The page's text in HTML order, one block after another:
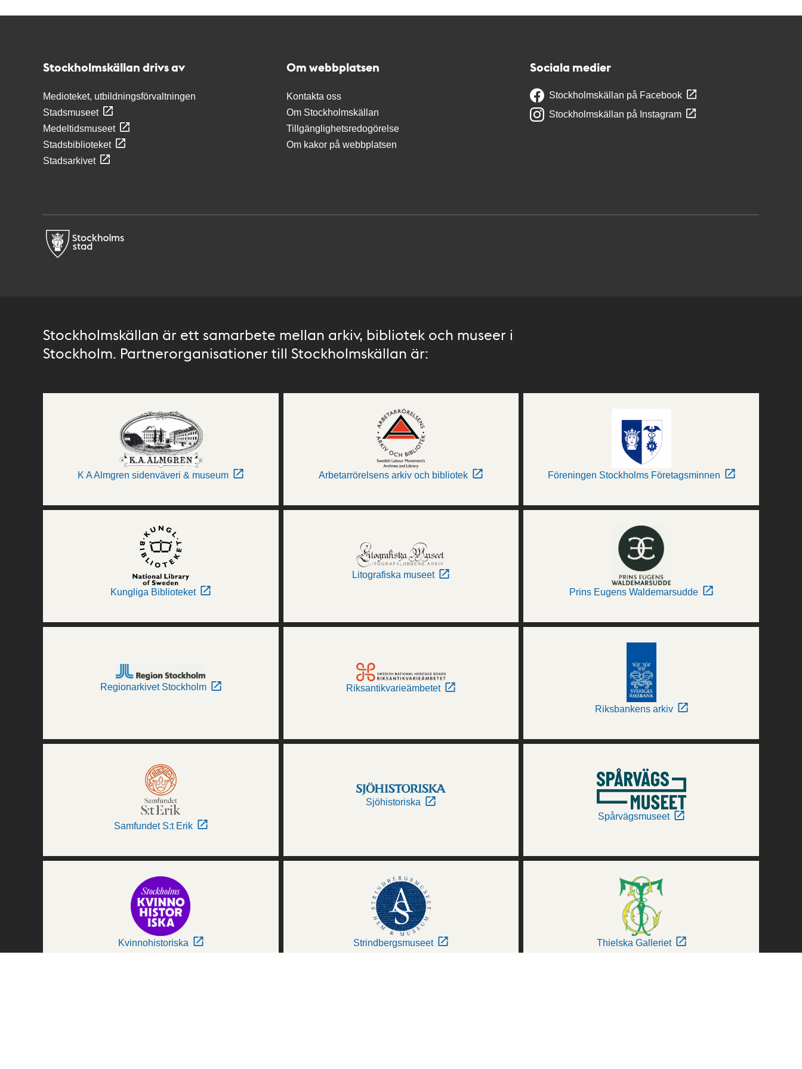
Stockholmskällan drivs av
Medioteket, utbildningsförvaltningen
Stadsmuseet
Medeltidsmuseet
Stadsbiblioteket
Stadsarkivet
Om webbplatsen
Kontakta oss
Om Stockholmskällan
Tillgänglighetsredogörelse
Om kakor på webbplatsen
Sociala medier
Stockholmskällan på Facebook
Stockholmskällan på Instagram
Stockholmskällan är ett samarbete mellan arkiv, bibliotek och museer i
Stockholm. Partnerorganisationer till Stockholmskällan är:
K A Almgren sidenväveri & museum Arbetarrörelsens arkiv och bibliotek Föreningen Stockholms Företagsminnen
Kungliga Biblioteket
Litografiska museet
Prins Eugens Waldemarsudde
Regionarkivet Stockholm Riksantikvarieämbetet
Riksbankens arkiv
Samfundet S:t Erik
Sjöhistoriska
Spårvägsmuseet
Kvinnohistoriska Strindbergsmuseet Thielska Galleriet